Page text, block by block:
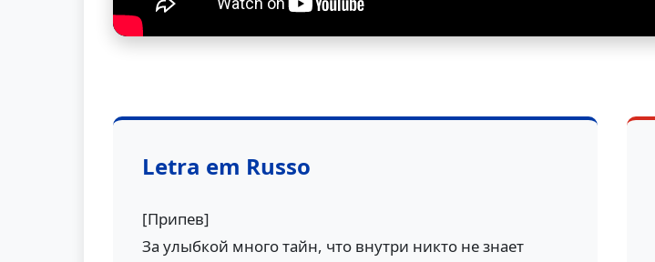
Letra em Russo
[Припев]
За улыбкой много тайн, что внутри никто не знает